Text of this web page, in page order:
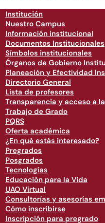
Institución
Nuestro Campus
Información institucional
Documentos Institucionales
Símbolos institucionales
Órganos de Gobierno
Planeación y Efectividad
Directorio General
Lista de profesores
Transparencia y acceso a
Trabajo de Grado
PQRS
Oferta académica
¿En qué estás interesado?
Pregrados
Posgrados
Tecnologías
Educación para la Vida
UAO Virtual
Consultorías y asesorías
Cómo inscribirse
Inscripción para pregrado